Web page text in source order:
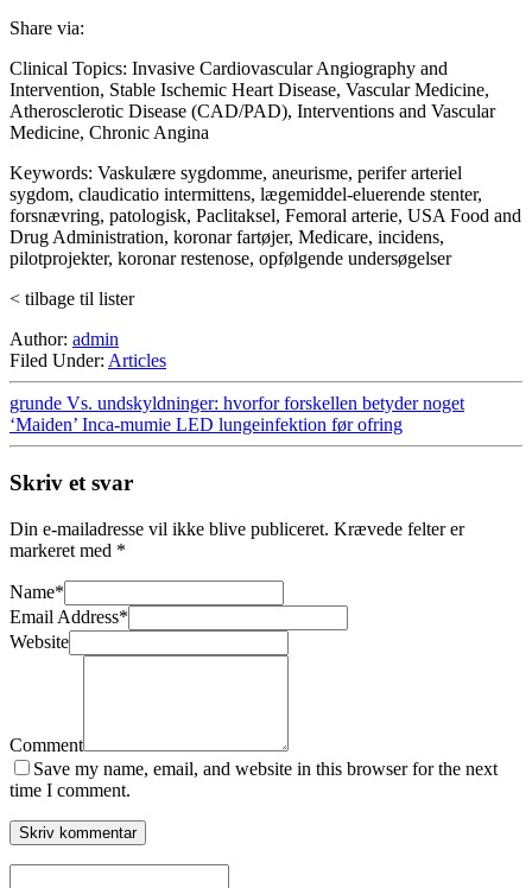
Share via:
Clinical Topics: Invasive Cardiovascular Angiography and
Intervention, Stable Ischemic Heart Disease, Vascular Medicine,
Atherosclerotic Disease (CAD/PAD), Interventions and Vascular
Medicine, Chronic Angina
Keywords: Vaskulære sygdomme, aneurisme, perifer arteriel
sygdom, claudicatio intermittens, lægemiddel-eluerende stenter,
forsnævring, patologisk, Paclitaksel, Femoral arterie, USA Food and
Drug Administration, koronar fartøjer, Medicare, incidens,
pilotprojekter, koronar restenose, opfølgende undersøgelser
< tilbage til lister
Author: admin
Filed Under: Articles
grunde Vs. undskyldninger: hvorfor forskellen betyder noget
‘Maiden’ Inca-mumie LED lungeinfektion før ofring
Skriv et svar
Din e-mailadresse vil ikke blive publiceret. Krævede felter er
markeret med *
Name*
Email Address*
Website
Comment
Save my name, email, and website in this browser for the next
time I comment.